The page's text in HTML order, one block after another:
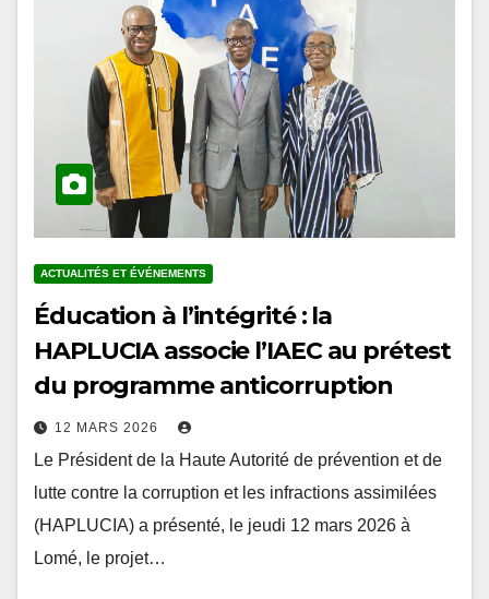
Éducation à l’intégrité : la
HAPLUCIA associe l’IAEC au prétest
du programme anticorruption
12 MARS 2026
Le Président de la Haute Autorité de prévention et de
lutte contre la corruption et les infractions assimilées
(HAPLUCIA) a présenté, le jeudi 12 mars 2026 à
Lomé, le projet…